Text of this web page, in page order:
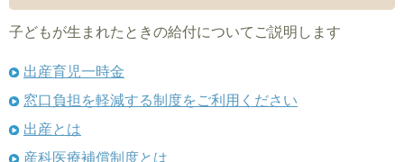
子どもが生まれたときの給付についてご説明します
出産育児一時金
窓口負担を軽減する制度をご利用ください
出産とは
産科医療補償制度とは